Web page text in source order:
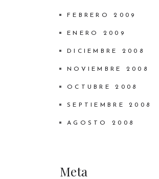
FEBRERO 2009
ENERO 2009
DICIEMBRE 2008
NOVIEMBRE 2008
OCTUBRE 2008
SEPTIEMBRE 2008
AGOSTO 2008
Meta